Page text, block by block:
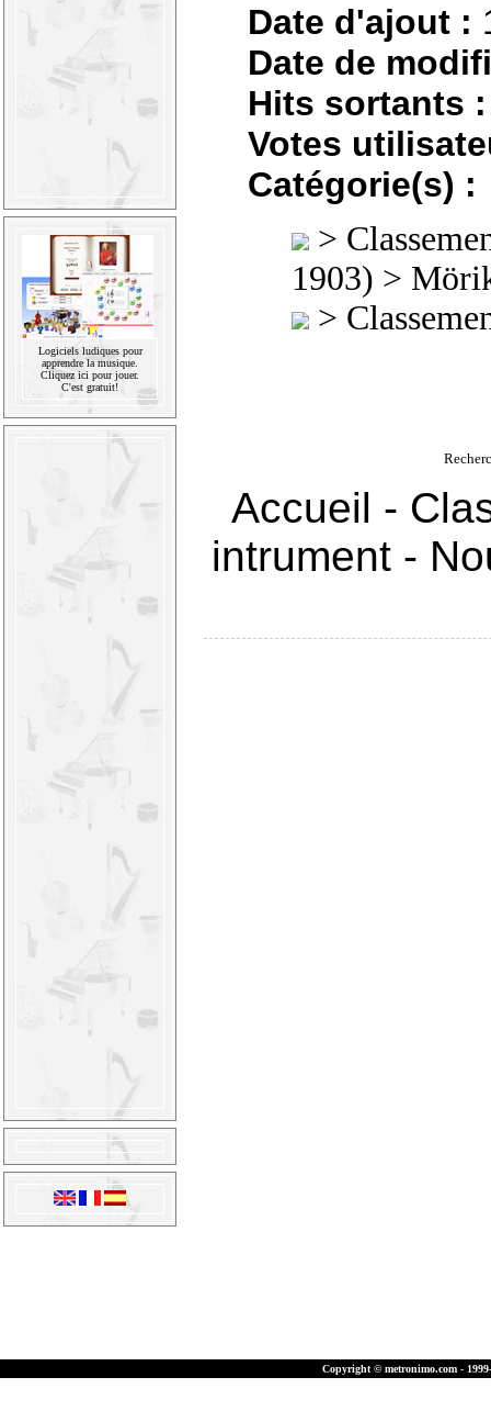
Logiciels ludiques pour
apprendre la musique.
Cliquez ici pour jouer.
C'est gratuit!
Date d'ajout :
Date de
Hits sortants :
Votes
Catégorie(s) :
>
1903) >
>
Accueil -
intrument -
Copyright © metronimo.com -